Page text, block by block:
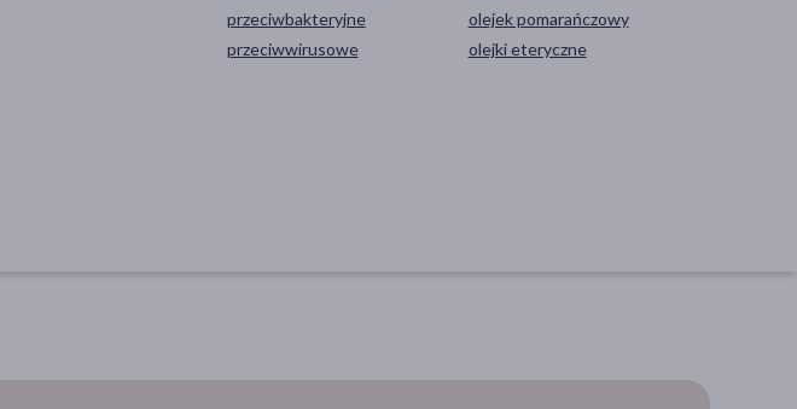
przeciwbakteryjne
przeciwwirusowe
olejek pomarańczowy
olejki eteryczne